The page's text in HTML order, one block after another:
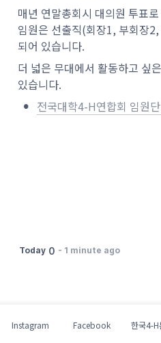
매년 연말총회시 대의원 투표
임원은 선출직(회장1, 부회장
되어 있습니다.
더 넓은 무대에서 활동하고 싶
있습니다.
• 전국대학4-H연합회 임원
Today 0 - 1 minute ago
Instagram Facebook 한국4-H